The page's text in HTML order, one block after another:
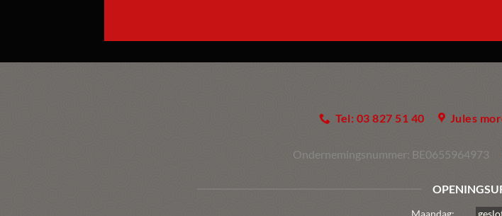
Tel: 03 827 51 40 Jules
Ondernemingsnummer: BE0655964973